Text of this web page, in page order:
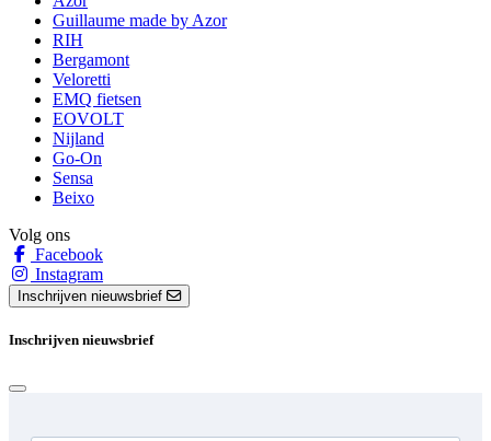
Guillaume made by Azor
RIH
Bergamont
Veloretti
EMQ fietsen
EOVOLT
Nijland
Go-On
Sensa
Beixo
Volg ons
Facebook
Instagram
Inschrijven nieuwsbrief
Inschrijven nieuwsbrief